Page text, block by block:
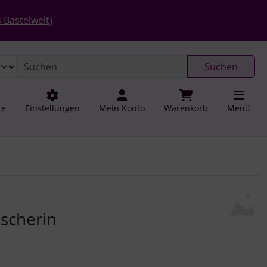
Bastelwelt)
Suchen
Einstellungen Mein Konto Warenkorb Menü
Zum Vergrößern klicken Sie auf das Bild.